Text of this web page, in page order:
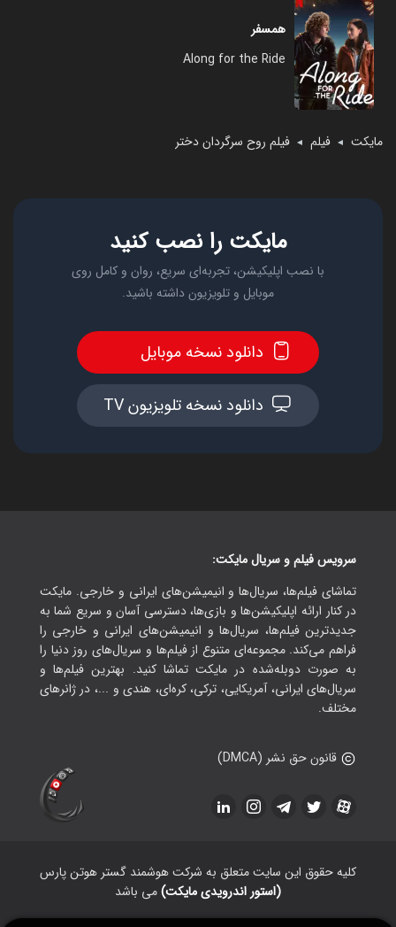
مایکت ◄ فیلم ◄ فیلم روح سرگردان دختر
همسفر
Along for the Ride
مایکت را نصب کنید
با نصب اپلیکیشن، تجربه‌ای سریع، روان و کامل روی
موبایل و تلویزیون داشته باشید.
دانلود نسخه موبایل
دانلود نسخه تلویزیون TV
سرویس فیلم و سریال مایکت:
تماشای فیلم‌ها، سریال‌ها و انیمیشن‌های ایرانی و خارجی. مایکت
در کنار ارائه اپلیکیشن‌ها و بازی‌ها، دسترسی آسان و سریع شما به
جدیدترین فیلم‌ها، سریال‌ها و انیمیشن‌های ایرانی و خارجی را
فراهم می‌کند. مجموعه‌ای متنوع از فیلم‌ها و سریال‌های روز دنیا را
به صورت دوبله‌شده در مایکت تماشا کنید. بهترین فیلم‌ها و
سریال‌های ایرانی، آمریکایی، ترکی، کره‌ای، هندی و ...، در ژانرهای
مختلف.
قانون حق نشر (DMCA)
کلیه حقوق این سایت متعلق به شرکت هوشمند گستر هوتن پارس
(استور اندرویدی مایکت)می باشد